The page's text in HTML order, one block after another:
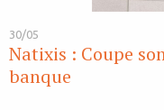
30/05
Natixis : Coupe
banque